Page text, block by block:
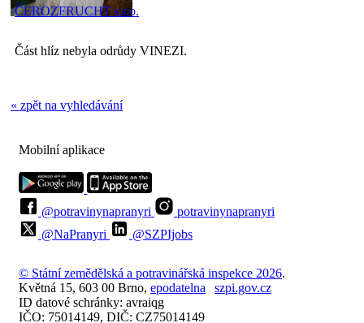
ČEROZFRUCHT s.r.o.
Část hlíz nebyla odrůdy VINEZI.
« zpět na vyhledávání
Mobilní aplikace
@potravinynapranyri
potravinynapranyri
@NaPranyri
@SZPIjobs
© Státní zemědělská a potravinářská inspekce 2026.
Květná 15, 603 00 Brno, epodatelna
szpi.gov.cz
ID datové schránky: avraiqg
IČO: 75014149, DIČ: CZ75014149